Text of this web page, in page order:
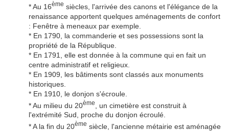
* Au 16ème siècles, l'arrivée des canons et l'élégance de la
renaissance apportent quelques aménagements de confort
: Fenêtre à meneaux par exemple.
* En 1790, la commanderie et ses possessions sont la
propriété de la République.
* En 1791, elle est donnée à la commune qui en fait un
centre administratif et religieux.
* En 1909, les bâtiments sont classés aux monuments
historiques.
* En 1910, le donjon s'écroule.
* Au milieu du 20ème
, un cimetière est construit à
l'extrémité Sud, proche du donjon écroulé.
* A la fin du 20ème siècle, l'ancienne métairie est aménagée